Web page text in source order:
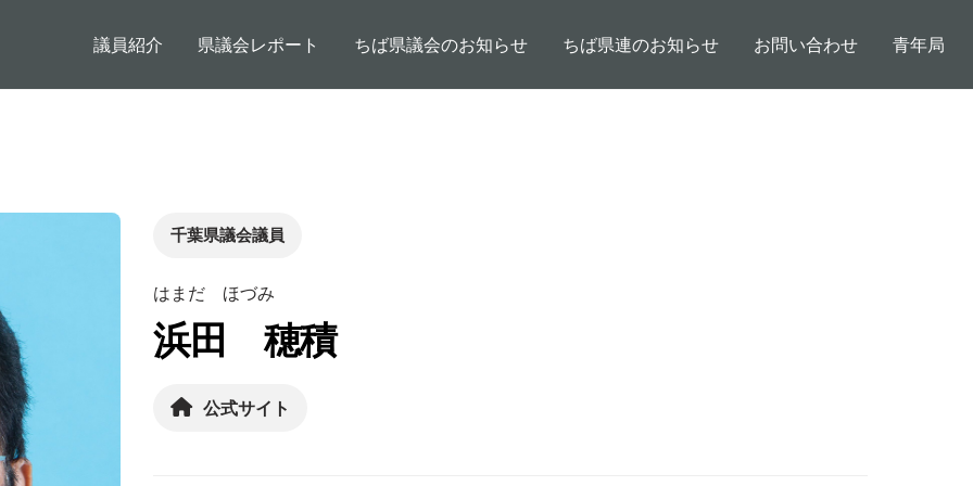
メインナビゲーション
議員紹介 県議会レポート ちば県議会のお知らせ ちば県連のお知らせ お問い合わせ 青年局
千葉県議会議員
はまだ ほづみ
浜田 穂積
公式サイト